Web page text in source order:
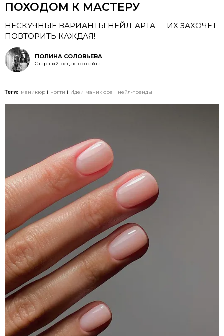
ПОХОДОМ К МАСТЕРУ
НЕСКУЧНЫЕ ВАРИАНТЫ НЕЙЛ-АРТА — ИХ ЗАХОЧЕТ
ПОВТОРИТЬ КАЖДАЯ!
ПОЛИНА СОЛОВЬЕВА
Старший редактор сайта
Теги: маникюр ногти Идеи маникюра нейл-тренды